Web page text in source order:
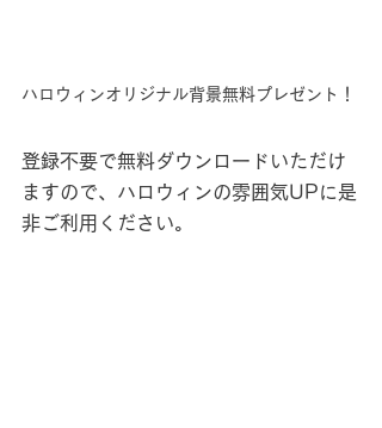
ハロウィンオリジナル背景無料プレゼント！
登録不要で無料ダウンロードいただけ
ますので、ハロウィンの雰囲気UPに是
非ご利用ください。